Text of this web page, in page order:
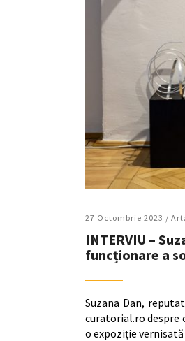
27 Octombrie 2023 /
INTERVIU –
funcționare a
Suzana Dan,
curatorial.ro despre
o expoziție